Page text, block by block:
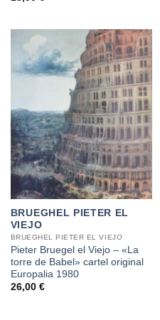
BRUEGHEL PIETER EL
VIEJO
BRUEGHEL PIETER EL VIEJO
Pieter Bruegel el Viejo – «La
torre de Babel» cartel original
Europalia 1980
26,00 €